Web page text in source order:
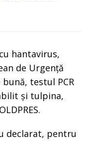
hantavirus,
de Urgență
bună, testul PCR
și tulpina,
declarat, pentru